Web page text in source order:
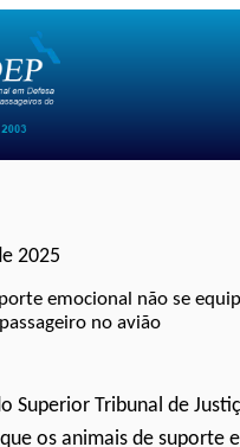
2025
emocional não se
no avião
Superior Tribunal de
os animais de suporte